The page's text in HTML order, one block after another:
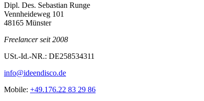
Dipl. Des. Sebas­ti­an Runge
Venn­hei­de­weg 101
48165 Münster
Free­lan­cer seit 2008
USt.-Id.-NR.: DE258534311
info@ideendisco.de
Mobi­le: +49.176.22 83 29 86